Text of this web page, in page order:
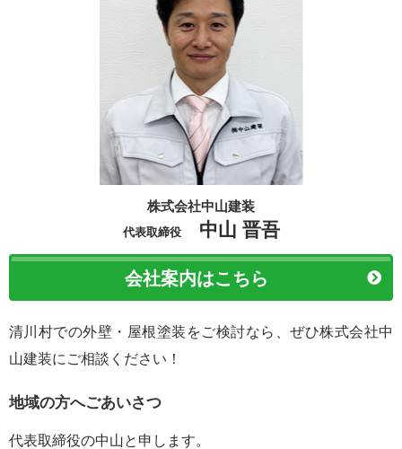
株式会社中山建装
代表取締役 中山 晋吾
会社案内はこちら
清川村での外壁・屋根塗装をご検討なら、ぜひ株式会社中
山建装にご相談ください！
地域の方へごあいさつ
代表取締役の中山と申します。